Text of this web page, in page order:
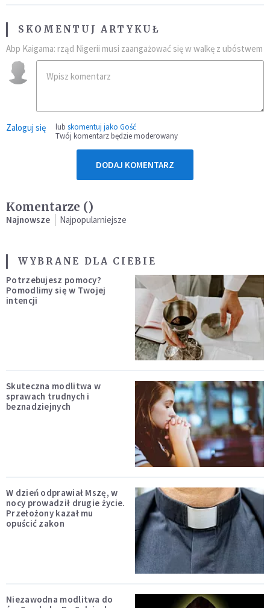
SKOMENTUJ ARTYKUŁ
Abp Kaigama: rząd Nigerii musi zaangażować się w walkę z ubóstwem
Zaloguj się lub skomentuj jako Gość
Twój komentarz będzie moderowany
DODAJ KOMENTARZ
Komentarze ()
Najnowsze Najpopularniejsze
WYBRANE DLA CIEBIE
Potrzebujesz pomocy?
Pomodlimy się w Twojej
intencji
Skuteczna modlitwa w
sprawach trudnych i
beznadziejnych
W dzień odprawiał Mszę, w
nocy prowadził drugie życie.
Przełożony kazał mu
opuścić zakon
Niezawodna modlitwa do